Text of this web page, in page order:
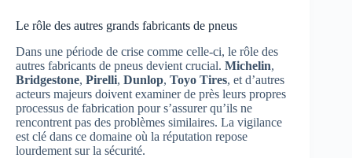
Le rôle des autres grands fabricants de pneus
Dans une période de crise comme celle-ci, le rôle des
autres fabricants de pneus devient crucial. Michelin,
Bridgestone, Pirelli, Dunlop, Toyo Tires, et d’autres
acteurs majeurs doivent examiner de près leurs propres
processus de fabrication pour s’assurer qu’ils ne
rencontrent pas des problèmes similaires. La vigilance
est clé dans ce domaine où la réputation repose
lourdement sur la sécurité.